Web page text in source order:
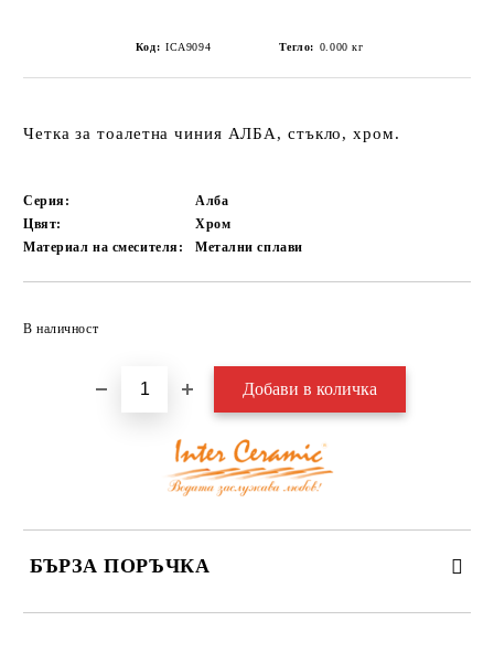
Код: ICA9094 Тегло: 0.000 кг
Четка за тоалетна чиния АЛБА, стъкло, хром.
Серия:
Алба
Цвят:
Хром
Материал на смесителя:
Метални сплави
В наличност
БЪРЗА ПОРЪЧКА